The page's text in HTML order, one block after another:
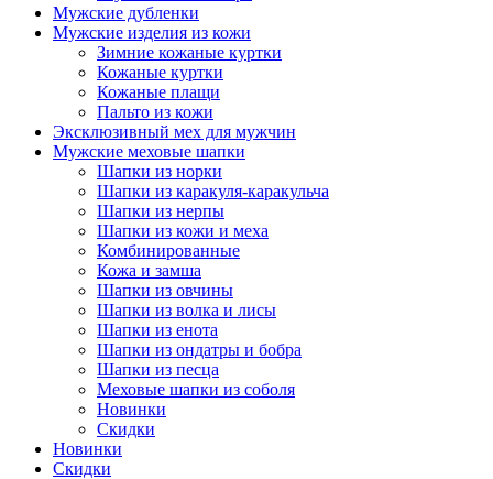
Мужские дубленки
Мужские изделия из кожи
Зимние кожаные куртки
Кожаные куртки
Кожаные плащи
Пальто из кожи
Эксклюзивный мех для мужчин
Мужские меховые шапки
Шапки из норки
Шапки из каракуля-каракульча
Шапки из нерпы
Шапки из кожи и меха
Комбинированные
Кожа и замша
Шапки из овчины
Шапки из волка и лисы
Шапки из енота
Шапки из ондатры и бобра
Шапки из песца
Меховые шапки из соболя
Новинки
Скидки
Новинки
Скидки